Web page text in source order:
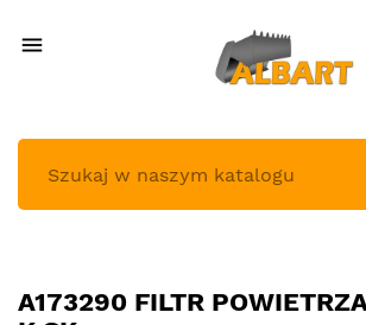

A173290 FILTR